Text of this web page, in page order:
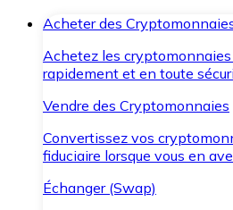
Acheter des
Achetez les
rapidement et en toute
Vendre des Cryptomonnaies
Convertissez vos
fiduciaire lorsque vous en
Échanger (Swap)